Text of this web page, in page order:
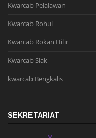
Kwarcab Pelalawan
Kwarcab Rohul
Kwarcab Rokan Hilir
Kwarcab Siak
kwarcab Bengkalis
SEKRETARIAT